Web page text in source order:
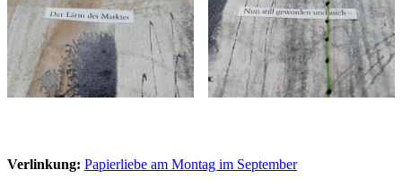
Verlinkung: Papierliebe am Montag im September